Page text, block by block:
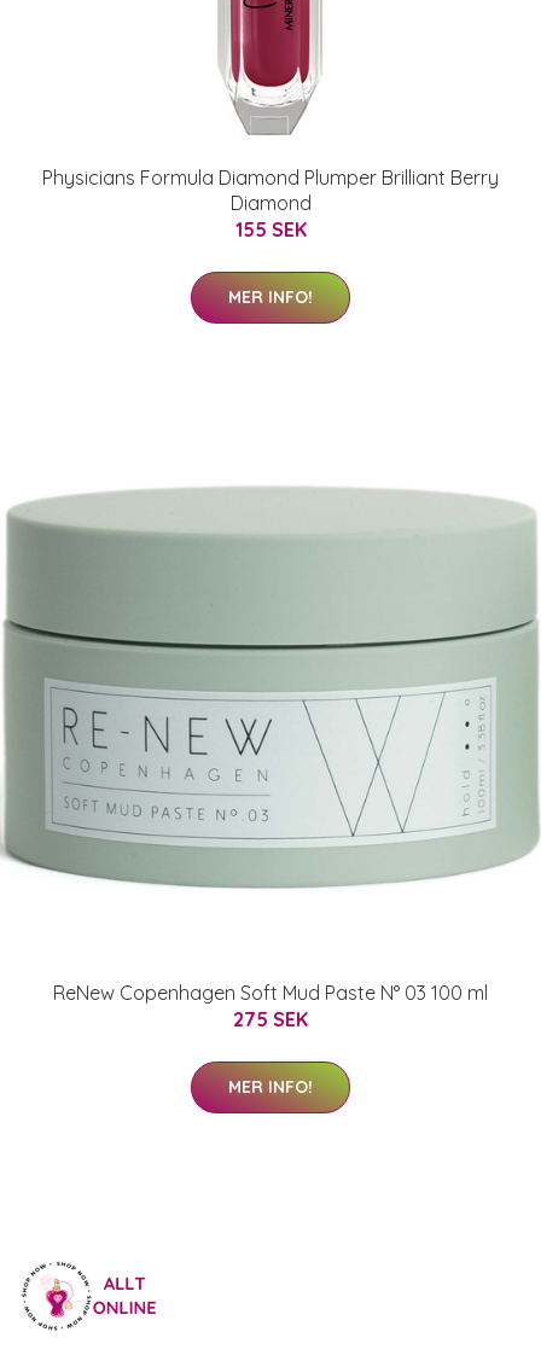
Physicians Formula Diamond Plumper Brilliant Berry
Diamond
155 SEK
MER INFO!
ReNew Copenhagen Soft Mud Paste N° 03 100 ml
275 SEK
MER INFO!